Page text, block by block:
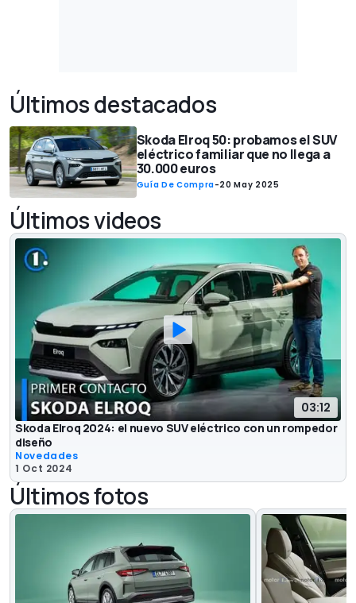
Últimos destacados
Skoda Elroq 50: probamos el SUV
eléctrico familiar que no llega a
30.000 euros
Guía De Compra-20 May 2025
Últimos videos
03:12
Skoda Elroq 2024: el nuevo SUV eléctrico con un rompedor
diseño
Novedades
1 Oct 2024
Últimos fotos